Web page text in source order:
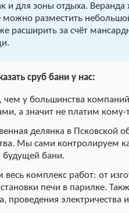
и для зоны отдыха.
можно разместить
расширить за счёт
сруб бани у нас:
у большинства
а значит не платим кому-
делянка в Псковской
Мы сами контролируем
будущей бани.
весь комплекс работ: от
печи в парилке.
проведения электричества